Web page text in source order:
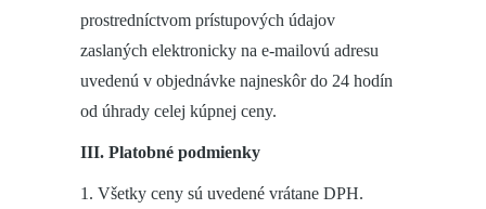
prostredníctvom prístupových údajov
zaslaných elektronicky na e-mailovú adresu
uvedenú v objednávke najneskôr do 24 hodín
od úhrady celej kúpnej ceny.
III. Platobné podmienky
1. Všetky ceny sú uvedené vrátane DPH.